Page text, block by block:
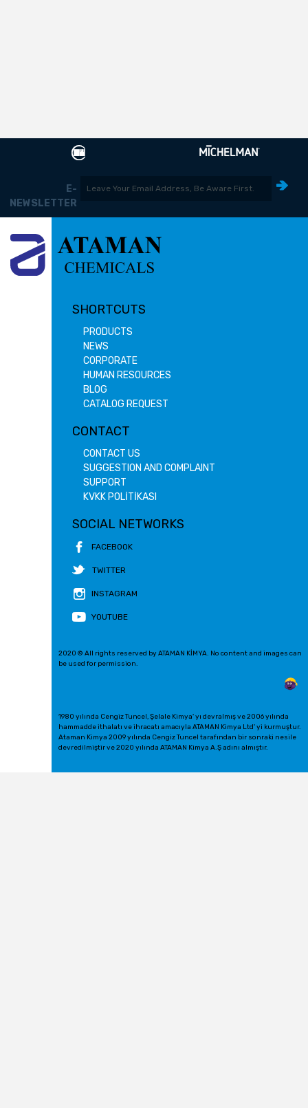
E-
NEWSLETTER
SHORTCUTS
PRODUCTS
NEWS
CORPORATE
HUMAN RESOURCES
BLOG
CATALOG REQUEST
CONTACT
CONTACT US
SUGGESTION AND COMPLAINT
SUPPORT
KVKK POLİTİKASI
SOCIAL NETWORKS
FACEBOOK
TWITTER
INSTAGRAM
YOUTUBE
2020 © All rights reserved by ATAMAN KİMYA. No content and images can
be used for permission.
1980 yılında Cengiz Tuncel, Şelale Kimya' yı devralmış ve 2006 yılında
hammadde ithalatı ve ihracatı amacıyla ATAMAN Kimya Ltd' yi kurmuştur.
Ataman Kimya 2009 yılında Cengiz Tuncel tarafından bir sonraki nesile
devredilmiştir ve 2020 yılında ATAMAN Kimya A.Ş adını almıştır.